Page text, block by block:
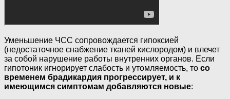
Уменьшение ЧСС сопровождается гипоксией
(недостаточное снабжение тканей кислородом) и влечет
за собой нарушение работы внутренних органов. Если
гипотоник игнорирует слабость и утомляемость, то со
временем брадикардия прогрессирует, и к
имеющимся симптомам добавляются новые: